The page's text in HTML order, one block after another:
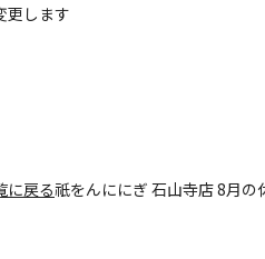
更します
に戻る祇をんににぎ 石山寺店 8月の